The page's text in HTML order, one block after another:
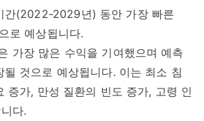
간(2022-2029년) 동안 가장 빠른
로 예상됩니다.
가장 많은 수익을 기여했으며 예측
것으로 예상됩니다. 이는 최소 침
증가, 만성 질환의 빈도 증가, 고령 인
다.